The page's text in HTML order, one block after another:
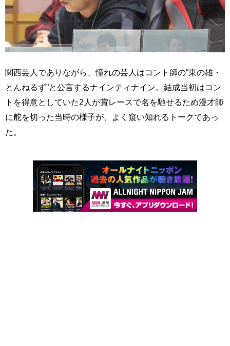
関西芸人でありながら、憧れの芸人はコント師の“東の雄・
とんねるず”と公言するナインティナイン。結成当初はコン
トを得意としていた2人が賞レースで名を馳せるため漫才師
に舵を切った当時の様子が、よく窺い知れるトークであっ
た。